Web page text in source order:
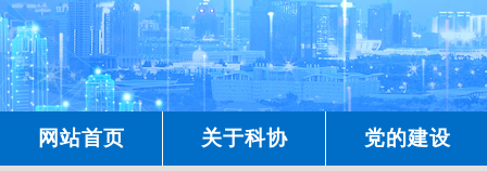
网站首页 关于科协 党的建设